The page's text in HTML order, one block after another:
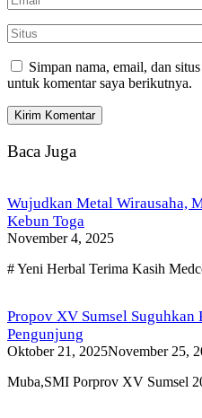
Simpan nama, email, dan
untuk komentar saya berikutnya.
Baca Juga
Wujudkan Metal Wirausaha,
Kebun Toga
November 4, 2025
# Yeni Herbal Terima Kasih
Propov XV Sumsel
Pengunjung
Oktober 21, 2025November 25,
Muba,SMI Porprov XV Sumsel